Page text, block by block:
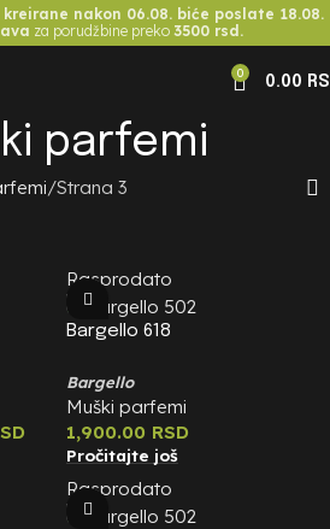
kreirane nakon 06.08. biće poslate 18.08.
za porudžbine preko 3500 rsd.
0 0.00
parfemi
Strana 3
Rasprodato
Bargello 618
Bargello
Muški parfemi
1,900.00 RSD
Pročitajte još
Rasprodato